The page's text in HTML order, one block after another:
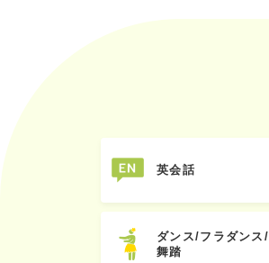
英会話
ダンス/フラダンス/
舞踏